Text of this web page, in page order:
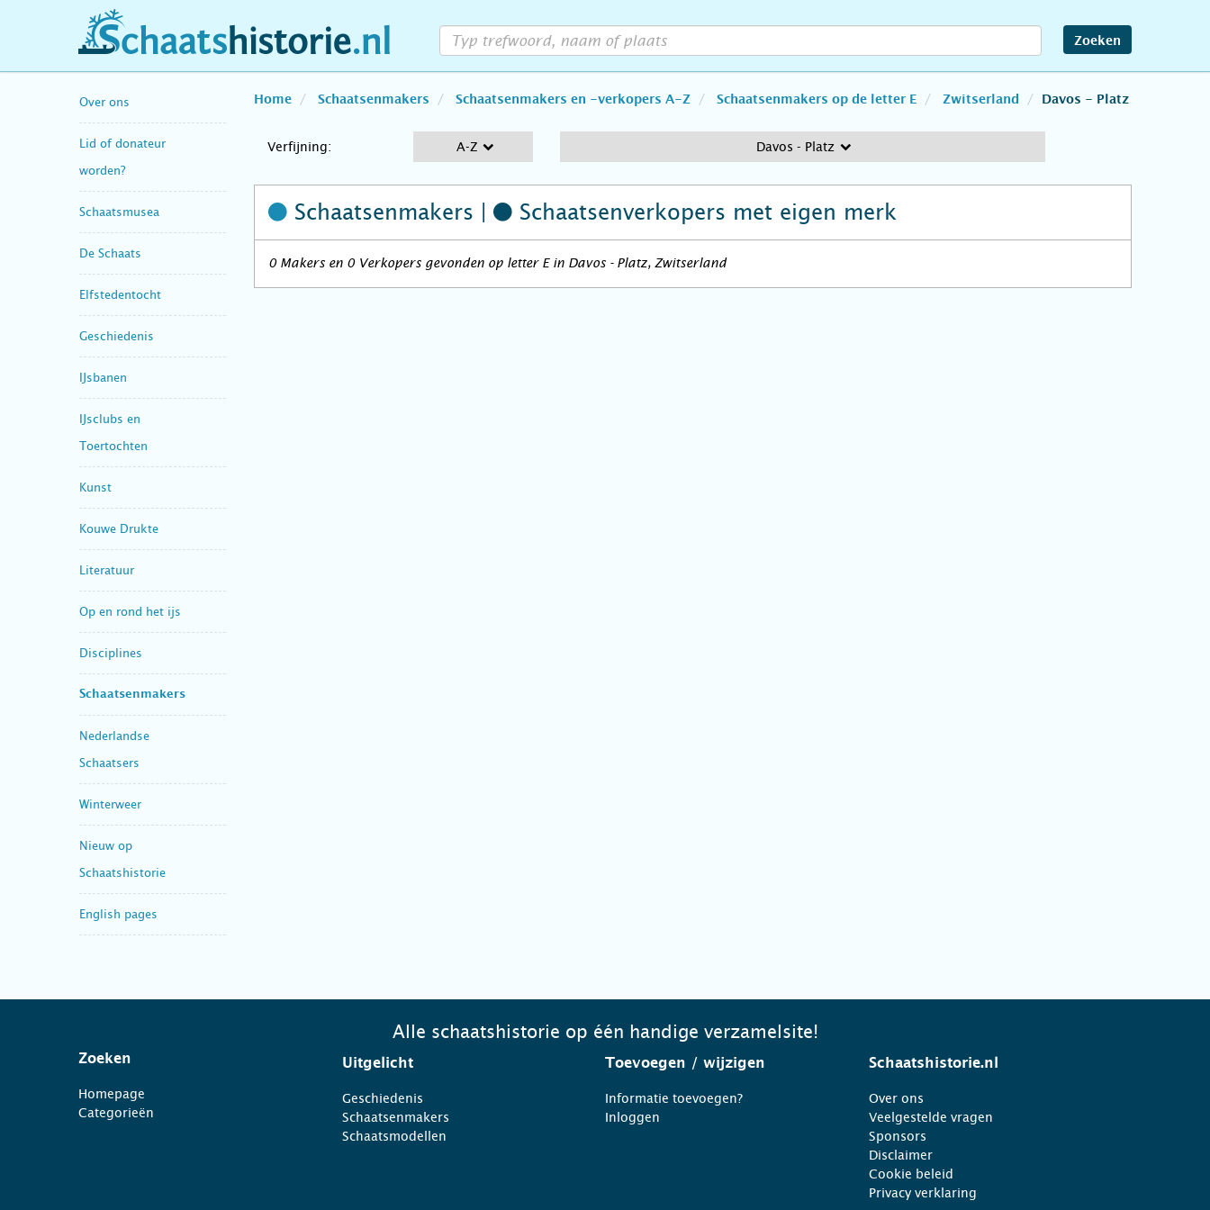
schaatshistorie.nl Zoeken
Over ons
Lid of donateur
worden?
Schaatsmusea
De Schaats
Elfstedentocht
Geschiedenis
IJsbanen
IJsclubs en
Toertochten
Kunst
Kouwe Drukte
Literatuur
Op en rond het ijs
Disciplines
Schaatsenmakers
Nederlandse
Schaatsers
Winterweer
Nieuw op
Schaatshistorie
English pages
Home Schaatsenmakers Schaatsenmakers en -verkopers A-Z Schaatsenmakers op de letter E Zwitserland Davos - Platz
Verfijning: A-Z Davos - Platz
Schaatsenmakers | Schaatsenverkopers met eigen merk
0 Makers en 0 Verkopers gevonden op letter E in Davos - Platz, Zwitserland
Alle schaatshistorie op één handige verzamelsite!
Zoeken
Homepage
Categorieën
Uitgelicht
Geschiedenis
Schaatsenmakers
Schaatsmodellen
Toevoegen / wijzigen
Informatie toevoegen?
Inloggen
Schaatshistorie.nl
Over ons
Veelgestelde vragen
Sponsors
Disclaimer
Cookie beleid
Privacy verklaring